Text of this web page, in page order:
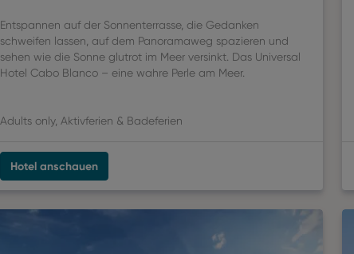
Entspannen auf der Sonnenterrasse, die Gedanken
schweifen lassen, auf dem Panoramaweg spazieren und
sehen wie die Sonne glutrot im Meer versinkt. Das Universal
Hotel Cabo Blanco – eine wahre Perle am Meer.
Adults only, Aktivferien & Badeferien
Hotel anschauen